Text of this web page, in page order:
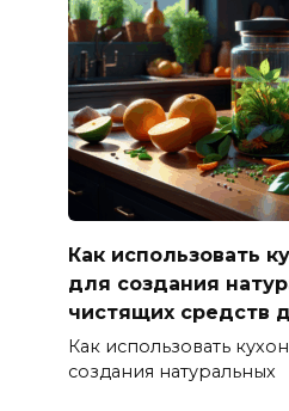
Как использовать
для создания
чистящих средств
Как использовать
создания натуральных